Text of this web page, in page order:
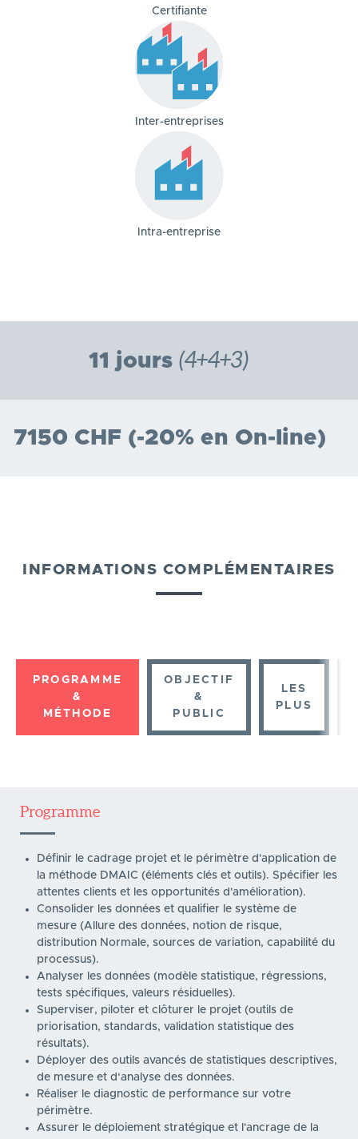
Certifiante
Inter-entreprises
Intra-entreprise
11 jours (4+4+3)
7150 CHF (-20% en On-line)
INFORMATIONS COMPLÉMENTAIRES
PROGRAMME
&
MÉTHODE
OBJECTIF
&
PUBLIC
LES
PLUS
Programme
Définir le cadrage projet et le périmètre d'application de
la méthode DMAIC (éléments clés et outils). Spécifier les
attentes clients et les opportunités d'amélioration).
Consolider les données et qualifier le système de
mesure (Allure des données, notion de risque,
distribution Normale, sources de variation, capabilité du
processus).
Analyser les données (modèle statistique, régressions,
tests spécifiques, valeurs résiduelles).
Superviser, piloter et clôturer le projet (outils de
priorisation, standards, validation statistique des
résultats).
Déployer des outils avancés de statistiques descriptives,
de mesure et d‘analyse des données.
Réaliser le diagnostic de performance sur votre
périmètre.
Assurer le déploiement stratégique et l'ancrage de la